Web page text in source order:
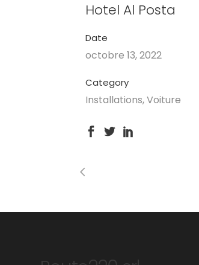
Hotel Al Posta
Date
octobre 13, 2022
Category
Installations, Voiture